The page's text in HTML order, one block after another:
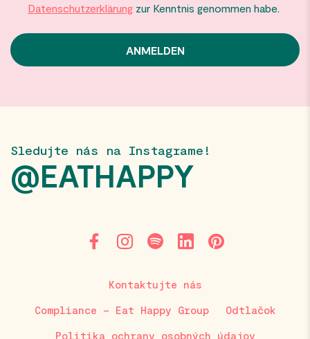
Datenschutzerklärung zur Kenntnis genommen habe.
Sledujte nás na Instagrame!
@EATHAPPY
Kontaktujte nás
Compliance – Eat Happy Group Odtlačok
Politika ochrany osobných údajov